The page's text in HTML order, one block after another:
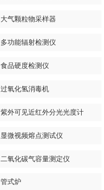
大气颗粒物采样器
多功能辐射检测仪
食品硬度检测仪
过氧化氢消毒机
紫外可见近红外分光光度计
显微视频熔点测试仪
二氧化碳气容量测定仪
管式炉